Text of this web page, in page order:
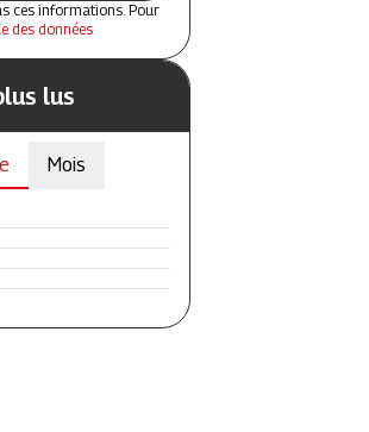
ces informations. Pour
des données
lus
Mois